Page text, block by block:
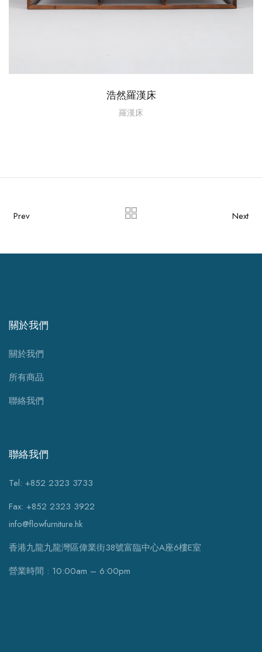
浩然羅漢床
羅漢床
Prev Next
關於我們
關於我們
所有商品
聯絡我們
聯絡我們
Tel: +852 2323 3733
Fax: +852 2323 3922
info@flowfurniture.hk
香港九龍九龍灣區偉業街38號富臨中心A座6樓E室
營業時間 : 10:00am – 6:00pm